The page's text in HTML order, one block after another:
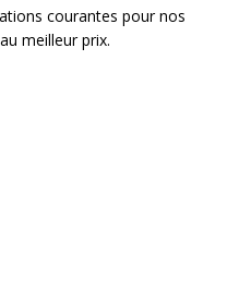
courantes pour nos
meilleur prix.